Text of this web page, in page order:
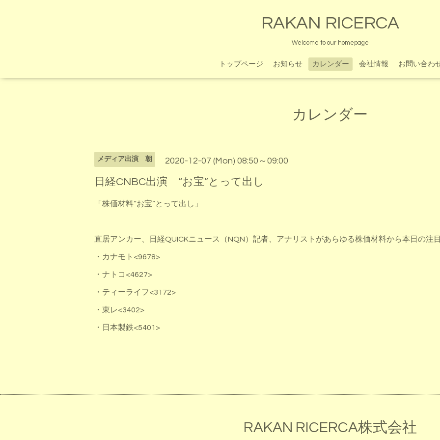
RAKAN RICERCA
Welcome to our homepage
トップページ お知らせ カレンダー 会社情報 お問い合わ
カレンダー
メディア出演 朝 2020-12-07 (Mon) 08:50～09:00
日経CNBC出演 “お宝”とって出し
「株価材料“お宝”とって出し」
直居アンカー、日経QUICKニュース（NQN）記者、アナリストがあらゆる株価材料から本日の注
・カナモト<9678>
・ナトコ<4627>
・ティーライフ<3172>
・東レ<3402>
・日本製鉄<5401>
RAKAN RICERCA株式会社